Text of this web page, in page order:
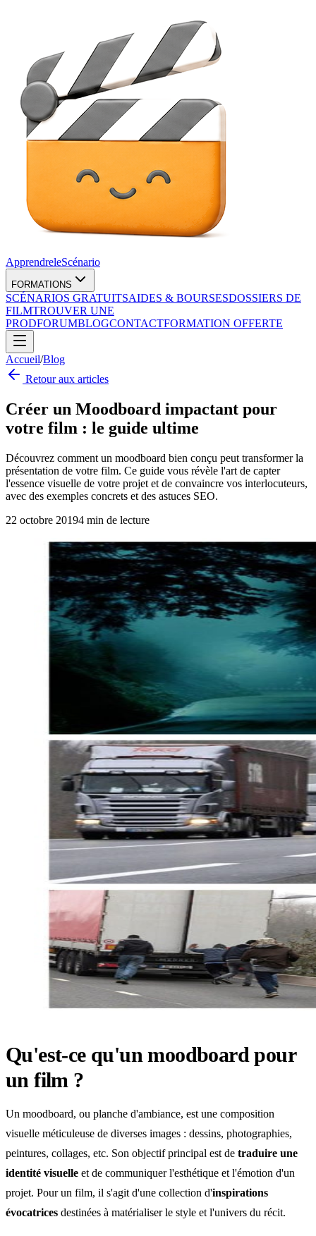
ApprendreleScénario
FORMATIONS
SCÉNARIOS GRATUITSAIDES & BOURSESDOSSIERS DE
FILMTROUVER UNE
PRODFORUMBLOGCONTACTFORMATION OFFERTE
Accueil/Blog
Retour aux articles
Créer un Moodboard impactant pour
votre film : le guide ultime
Découvrez comment un moodboard bien conçu peut transformer la
présentation de votre film. Ce guide vous révèle l'art de capter
l'essence visuelle de votre projet et de convaincre vos interlocuteurs,
avec des exemples concrets et des astuces SEO.
22 octobre 20194 min de lecture
Qu'est-ce qu'un moodboard pour
un film ?
Un moodboard, ou planche d'ambiance, est une composition
visuelle méticuleuse de diverses images : dessins, photographies,
peintures, collages, etc. Son objectif principal est de traduire une
identité visuelle et de communiquer l'esthétique et l'émotion d'un
projet. Pour un film, il s'agit d'une collection d'inspirations
évocatrices destinées à matérialiser le style et l'univers du récit.